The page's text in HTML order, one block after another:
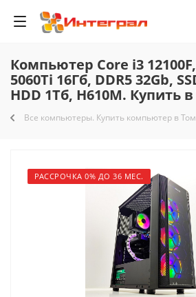
Компьютер Core i3
5060Ti 16Гб, DDR5 32Gb,
HDD 1Тб, H610M. Купить
Все компьютеры. Купить компьютер в
РАССРОЧКА 0% ДО 36 МЕС.